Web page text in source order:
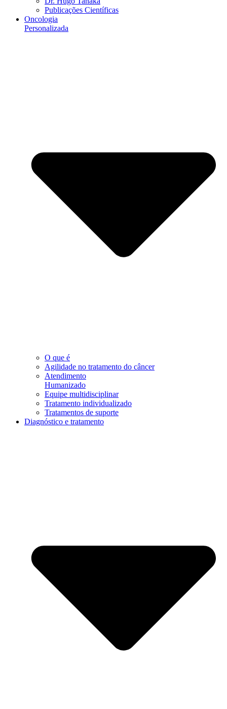
Publicações Científicas
Oncologia
Personalizada
O que é
Agilidade no tratamento do câncer
Atendimento
Humanizado
Equipe multidisciplinar
Tratamento individualizado
Tratamentos de suporte
Diagnóstico e tratamento